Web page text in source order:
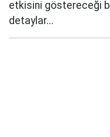
etkisini göstereceği
detaylar...